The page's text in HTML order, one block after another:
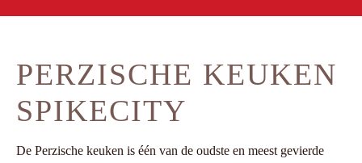
PERZISCHE KEUKEN
SPIKECITY
De Perzische keuken is één van de oudste en meest gevierde